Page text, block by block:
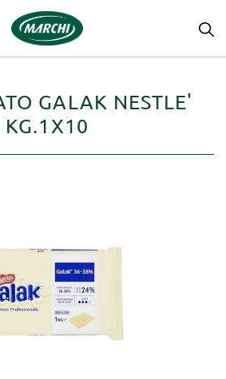
GALAK NESTLE'
KG.1X10